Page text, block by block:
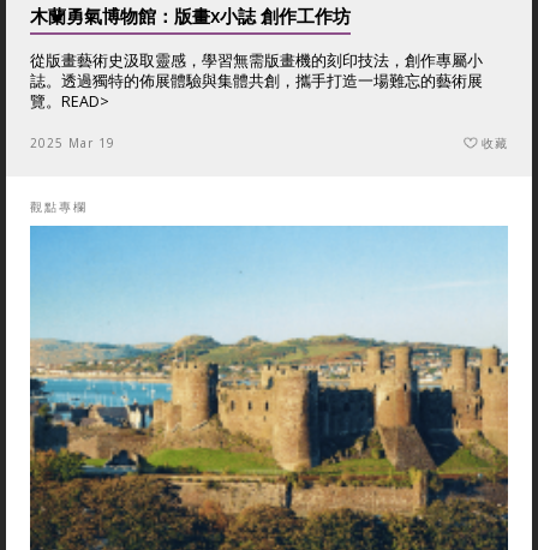
木蘭勇氣博物館：版畫x小誌 創作工作坊
從版畫藝術史汲取靈感，學習無需版畫機的刻印技法，創作專屬小
誌。透過獨特的佈展體驗與集體共創，攜手打造一場難忘的藝術展
覽。 READ>
2025 Mar 19 收藏
觀點專欄